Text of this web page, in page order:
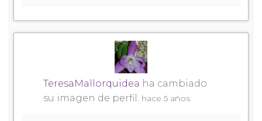
TeresaMallorquidea ha cambiado
su imagen de perfil. hace 5 años